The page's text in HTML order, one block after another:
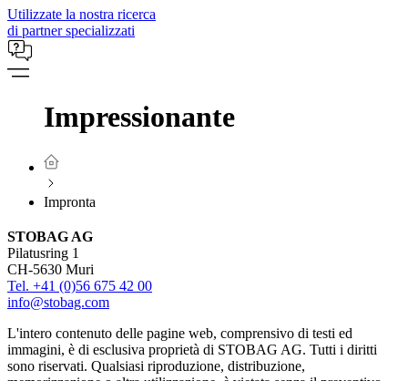
Utilizzate la nostra ricerca
di partner specializzati
Impressionante
Impronta
STOBAG AG
Pilatusring 1
CH-5630 Muri
⁠Tel. +41 (0)56 675 42 00
⁠info@stobag.com
L'intero contenuto delle pagine web, comprensivo di testi ed
immagini, è di esclusiva proprietà di STOBAG AG. Tutti i diritti
sono riservati. Qualsiasi riproduzione, distribuzione,